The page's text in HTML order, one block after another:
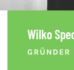
Wilko